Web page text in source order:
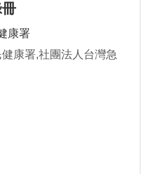
康署
康署,社團法人台灣急